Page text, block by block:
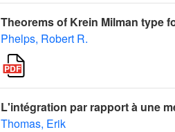
Theorems of Krein Milman type
Phelps, Robert R.
L'intégration par rapport à une
Thomas, Erik